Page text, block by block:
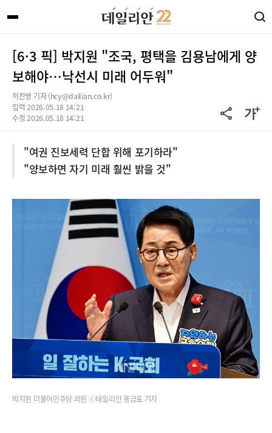
[6·3 픽] 박지원 "조국, 평택을 김용남에게 양
보해야…낙선시 미래 어두워"
허찬영 기자 (hcy@dailian.co.kr)
입력 2026.05.18 14:21
수정 2026.05.18 14:21
"여권 진보세력 단합 위해 포기하라"
"양보하면 자기 미래 훨씬 밝을 것"
박지원 더불어민주당 의원 ⓒ데일리안 홍금표 기자